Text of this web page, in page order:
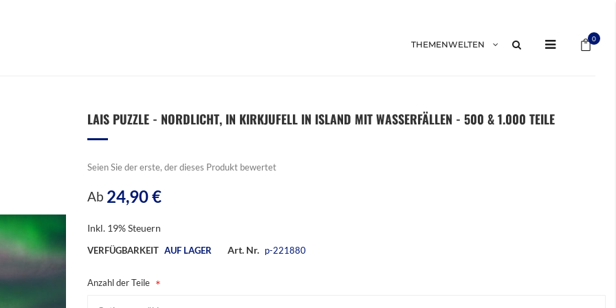
0
THEMENWELTEN
LAIS PUZZLE - NORDLICHT, IN KIRKJUFELL IN ISLAND MIT WASSERFÄLLEN - 500 & 1.000 TEILE
Seien Sie der erste, der dieses Produkt bewertet
Ab 24,90 €
Inkl. 19% Steuern
VERFÜGBARKEIT AUF LAGER Art. Nr. p-221880
Anzahl der Teile